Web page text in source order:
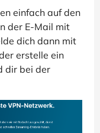
einfach auf den
der E-Mail mit
dich dann mit
erstelle ein
dir bei der